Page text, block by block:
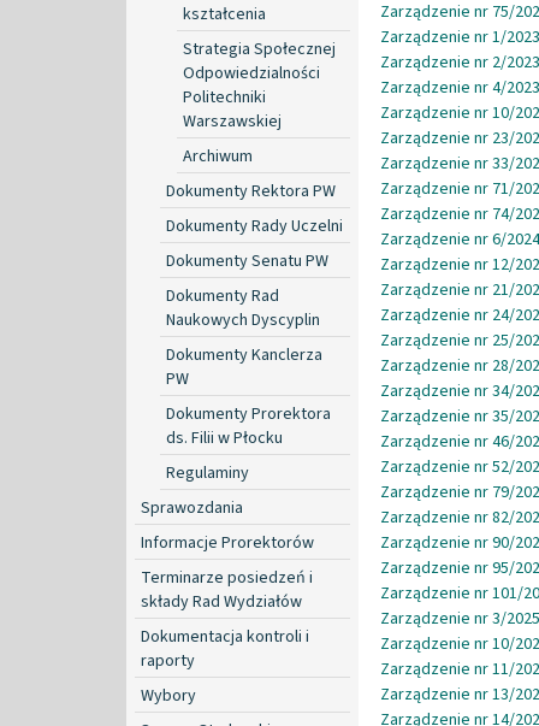
kształcenia
Strategia Społecznej
Odpowiedzialności
Politechniki
Warszawskiej
Archiwum
Dokumenty Rektora PW
Dokumenty Rady Uczelni
Dokumenty Senatu PW
Dokumenty Rad
Naukowych Dyscyplin
Dokumenty Kanclerza
PW
Dokumenty Prorektora
ds. Filii w Płocku
Regulaminy
Sprawozdania
Informacje Prorektorów
Terminarze posiedzeń i
składy Rad Wydziałów
Dokumentacja kontroli i
raporty
Wybory
Zarządzenie nr 75/
Zarządzenie nr 1/
Zarządzenie nr 2/
Zarządzenie nr 4/
Zarządzenie nr 10/
Zarządzenie nr 23/
Zarządzenie nr 33/
Zarządzenie nr 71/
Zarządzenie nr 74/
Zarządzenie nr 6/
Zarządzenie nr 12/
Zarządzenie nr 21/
Zarządzenie nr 24/
Zarządzenie nr 25/
Zarządzenie nr 28/
Zarządzenie nr 34/
Zarządzenie nr 35/
Zarządzenie nr 46/
Zarządzenie nr 52/
Zarządzenie nr 79/
Zarządzenie nr 82/
Zarządzenie nr 90/
Zarządzenie nr 95/
Zarządzenie nr 101/
Zarządzenie nr 3/
Zarządzenie nr 10/
Zarządzenie nr 11/
Zarządzenie nr 13/
Zarządzenie nr 14/